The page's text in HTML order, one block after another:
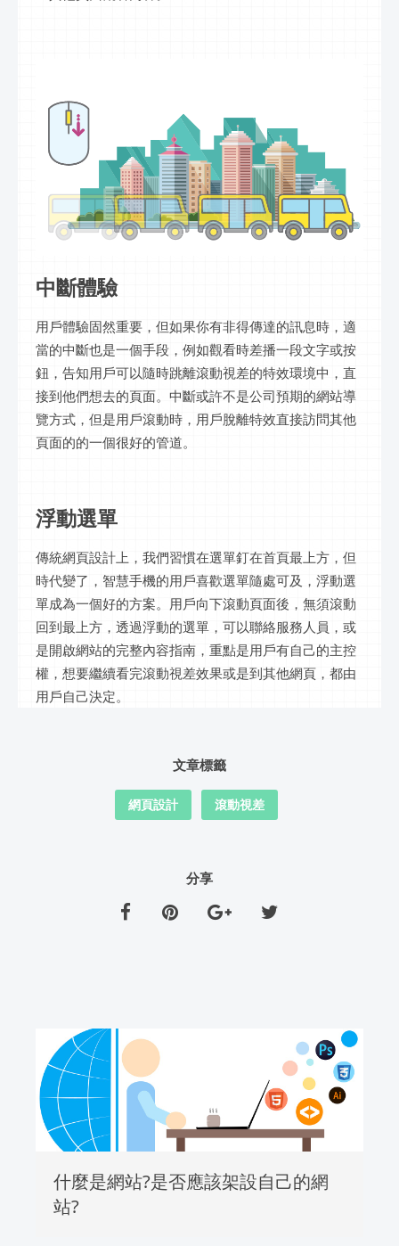
中斷體驗
用戶體驗固然重要，但如果你有非得傳達的訊息時，適
當的中斷也是一個手段，例如觀看時差播一段文字或按
鈕，告知用戶可以隨時跳離滾動視差的特效環境中，直
接到他們想去的頁面。中斷或許不是公司預期的網站導
覽方式，但是用戶滾動時，用戶脫離特效直接訪問其他
頁面的的一個很好的管道。
浮動選單
傳統網頁設計上，我們習慣在選單釘在首頁最上方，但
時代變了，智慧手機的用戶喜歡選單隨處可及，浮動選
單成為一個好的方案。用戶向下滾動頁面後，無須滾動
回到最上方，透過浮動的選單，可以聯絡服務人員，或
是開啟網站的完整內容指南，重點是用戶有自己的主控
權，想要繼續看完滾動視差效果或是到其他網頁，都由
用戶自己決定。
文章標籤
網頁設計 滾動視差
分享
什麼是網站?是否應該架設自己的網
站?